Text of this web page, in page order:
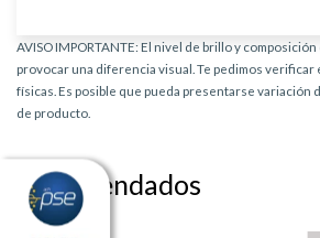
AVISO IMPORTANTE: El nivel de brillo y
provocar una diferencia visual. Te pedimos verificar
físicas. Es posible que pueda presentarse
de producto.
Recomendados